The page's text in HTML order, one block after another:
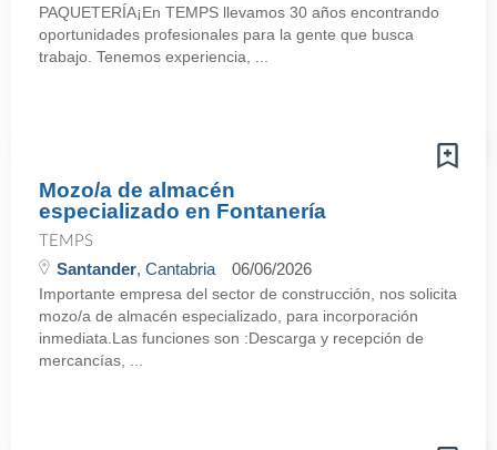
PAQUETERÍA¡En TEMPS llevamos 30 años encontrando
oportunidades profesionales para la gente que busca
trabajo. Tenemos experiencia, ...
Mozo/a de almacén
especializado en Fontanería
TEMPS
Santander, Cantabria 06/06/2026
Importante empresa del sector de construcción, nos solicita
mozo/a de almacén especializado, para incorporación
inmediata.Las funciones son :Descarga y recepción de
mercancías, ...